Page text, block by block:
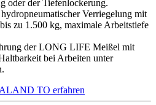
oder der Tiefenlockerung.
Verriegelung mit
zu 1.500 kg, maximale Arbeitstiefe
der LONG LIFE Meißel mit
bei Arbeiten unter
TO erfahren